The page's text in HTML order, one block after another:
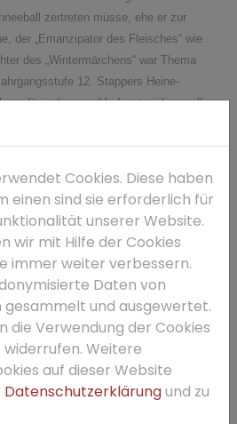
zertreten müsse, ehe er zur
der „Emanzipator des Fleisches“ wie
des „Wintermärchens“ war Thema
12. Stappers Heine-
für jedermann“ befasst sich vor allem
Vormärz und des Neuen
Exil kritisch und spöttisch
Cookies. Diese haben
einen sind sie erforderlich für
unserer Website.
wir mit Hilfe der Cookies
immer weiter verbessern.
Daten von
und ausgewertet.
die Verwendung der Cookies
widerrufen. Weitere
auf dieser Website
Datenschutzerklärungund zu